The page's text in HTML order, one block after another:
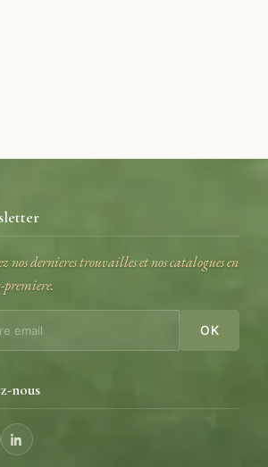
nos dernieres trouvailles et nos catalogues en
OK
nous